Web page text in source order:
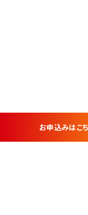
お申込みはこ